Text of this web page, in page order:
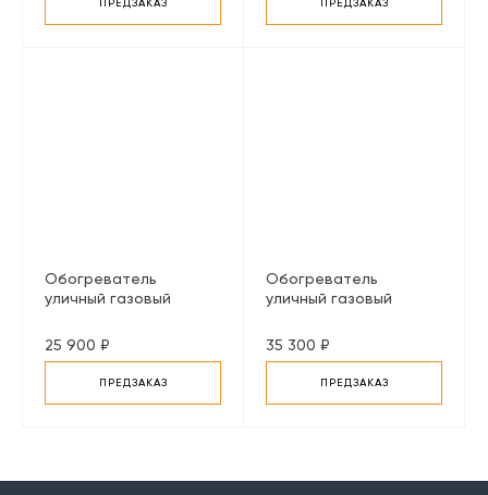
ПРЕДЗАКАЗ ПРЕДЗАКАЗ
Обогреватель
уличный газовый
Fancy (гриб), серый
25 900 ₽
ПРЕДЗАКАЗ
Обогреватель
уличный газовый
Polo 2.0, черный
35 300 ₽
ПРЕДЗАКАЗ